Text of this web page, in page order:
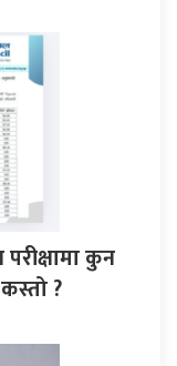
कुन
?